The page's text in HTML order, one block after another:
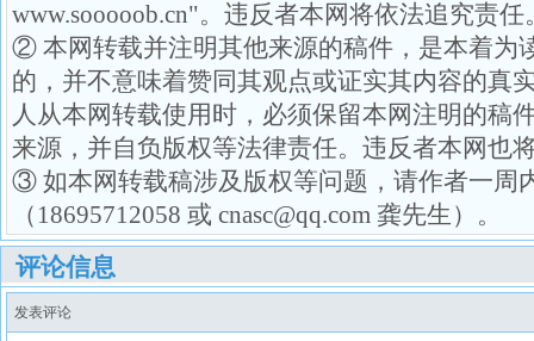
www.sooooob.cn"。违反者本网将依法追究责任
② 本网转载并注明其他来源的稿件，是本着为
的，并不意味着赞同其观点或证实其内容的真
人从本网转载使用时，必须保留本网注明的稿
来源，并自负版权等法律责任。违反者本网也
③ 如本网转载稿涉及版权等问题，请作者一周
（18695712058 或 cnasc@qq.com 龚先生）。
评论信息
发表评论